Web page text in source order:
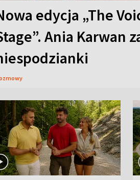
edycja „The
Ania Karwan